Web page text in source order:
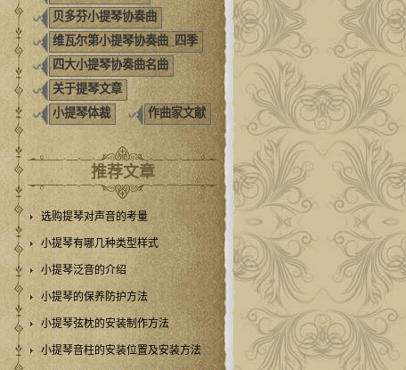
贝多芬小提琴协奏曲
维瓦尔第小提琴协奏曲_四季
四大小提琴协奏曲名曲
关于提琴文章
小提琴体裁
作曲家文献
推荐文章
选购提琴对声音的考量
小提琴有哪几种类型样式
小提琴泛音的介绍
小提琴的保养防护方法
小提琴弦枕的安装制作方法
小提琴音柱的安装位置及安装方法